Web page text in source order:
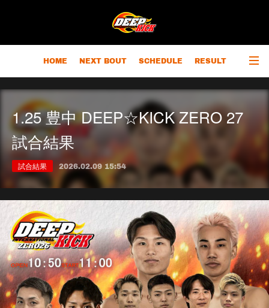
HOME NEXT BOUT SCHEDULE RESULT
RANKING CHAMPIONS OUTLINE
1.25 豊中 DEEP☆KICK ZERO 27
試合結果
試合結果 2026.02.09 15:54